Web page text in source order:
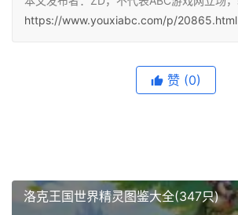
https://www.youxiabc.com/p/20865.html
赞 (0)
洛克王国世界精灵图鉴大全(347只)